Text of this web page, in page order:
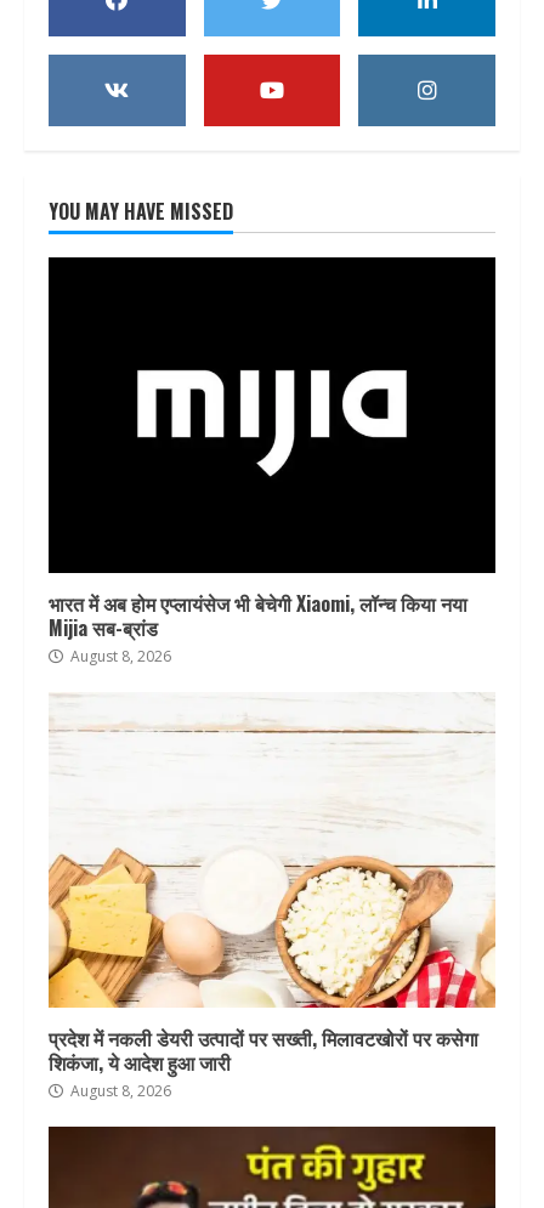
YOU MAY HAVE MISSED
भारत में अब होम एप्लायंसेज भी बेचेगी Xiaomi, लॉन्च किया नया
Mijia सब-ब्रांड
August 8, 2026
प्रदेश में नकली डेयरी उत्पादों पर सख्ती, मिलावटखोरों पर कसेगा
शिकंजा, ये आदेश हुआ जारी
August 8, 2026